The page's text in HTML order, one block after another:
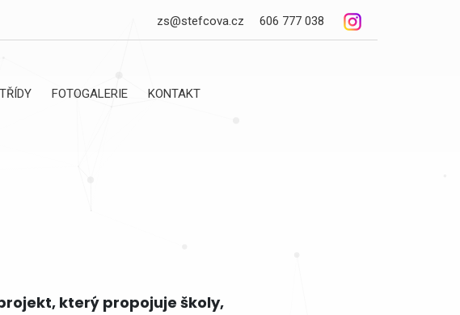
zs@stefcova.cz 606 777 038
TŘÍDY FOTOGALERIE KONTAKT
který propojuje školy,